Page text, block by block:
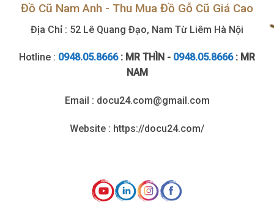
Đồ Cũ Nam Anh - Thu Mua Đồ Gỗ Cũ Giá Cao
Địa Chỉ : 52 Lê Quang Đạo, Nam Từ Liêm Hà Nội
Hotline : 0948.05.8666 : MR THÌN - 0948.05.8666: MR
NAM
Email : docu24.com@gmail.com
Website : https://docu24.com/